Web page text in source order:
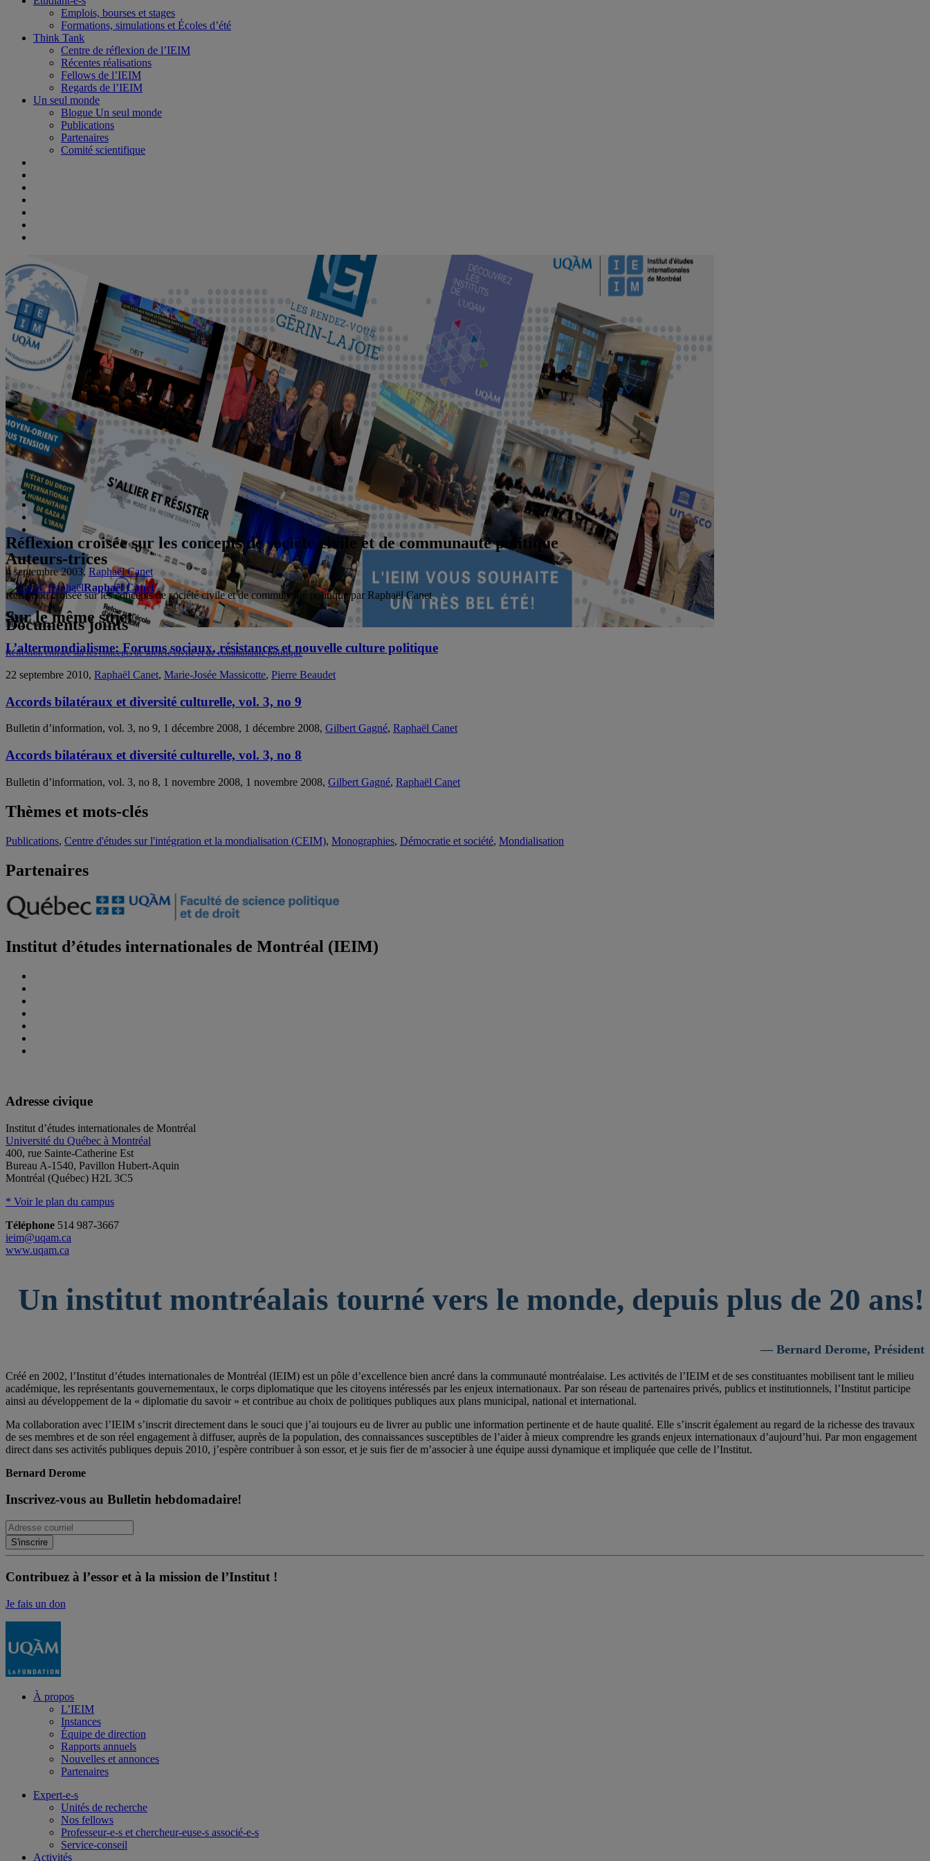
Emplois, bourses et stages
Formations, simulations et Écoles d’été
Think Tank
Centre de réflexion de l’IEIM
Récentes réalisations
Fellows de l’IEIM
Regards de l’IEIM
Un seul monde
Blogue Un seul monde
Publications
Partenaires
Comité scientifique
Réflexion croisée sur les concepts de société civile et de communauté politique
4 septembre 2003, Raphaël Canet
Réflexion croisée sur les concepts de société civile et de communauté politique par Raphaël Canet
Documents joints
Réflexion croisée sur les concepts de société civile et de communauté politique
Auteurs-trices
Raphaël Canet
Sur le même sujet
L’altermondialisme: Forums sociaux, résistances et nouvelle culture politique
22 septembre 2010, Raphaël Canet, Marie-Josée Massicotte, Pierre Beaudet
Accords bilatéraux et diversité culturelle, vol. 3, no 9
Bulletin d’information, vol. 3, no 9, 1 décembre 2008, 1 décembre 2008, Gilbert Gagné, Raphaël Canet
Accords bilatéraux et diversité culturelle, vol. 3, no 8
Bulletin d’information, vol. 3, no 8, 1 novembre 2008, 1 novembre 2008, Gilbert Gagné, Raphaël Canet
Thèmes et mots-clés
Publications, Centre d'études sur l'intégration et la mondialisation (CEIM), Monographies, Démocratie et société, Mondialisation
Partenaires
Institut d’études internationales de Montréal (IEIM)
Adresse civique
Institut d’études internationales de Montréal
Université du Québec à Montréal
400, rue Sainte-Catherine Est
Bureau A-1540, Pavillon Hubert-Aquin
Montréal (Québec) H2L 3C5
* Voir le plan du campus
Téléphone 514 987-3667
ieim@uqam.ca
www.uqam.ca
Un institut montréalais tourné vers le monde, depuis plus de 20 ans!
— Bernard Derome, Président
Créé en 2002, l’Institut d’études internationales de Montréal (IEIM) est un pôle d’excellence bien ancré dans la communauté montréalaise. Les activités de l’IEIM et de ses constituantes mobilisent tant le milieu
académique, les représentants gouvernementaux, le corps diplomatique que les citoyens intéressés par les enjeux internationaux. Par son réseau de partenaires privés, publics et institutionnels, l’Institut participe
ainsi au développement de la « diplomatie du savoir » et contribue au choix de politiques publiques aux plans municipal, national et international.
Ma collaboration avec l’IEIM s’inscrit directement dans le souci que j’ai toujours eu de livrer au public une information pertinente et de haute qualité. Elle s’inscrit également au regard de la richesse des travaux
de ses membres et de son réel engagement à diffuser, auprès de la population, des connaissances susceptibles de l’aider à mieux comprendre les grands enjeux internationaux d’aujourd’hui. Par mon engagement
direct dans ses activités publiques depuis 2010, j’espère contribuer à son essor, et je suis fier de m’associer à une équipe aussi dynamique et impliquée que celle de l’Institut.
Bernard Derome
Inscrivez-vous au Bulletin hebdomadaire!
Contribuez à l’essor et à la mission de l’Institut !
Je fais un don
À propos
L’IEIM
Instances
Équipe de direction
Rapports annuels
Nouvelles et annonces
Partenaires
Expert-e-s
Unités de recherche
Nos fellows
Professeur-e-s et chercheur-euse-s associé-e-s
Service-conseil
Activités